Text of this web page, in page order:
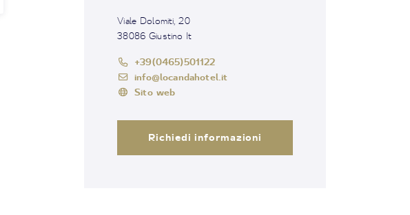
Viale Dolomiti, 20
38086 Giustino It
+39(0465)501122
info@locandahotel.it
Sito web
Richiedi informazioni